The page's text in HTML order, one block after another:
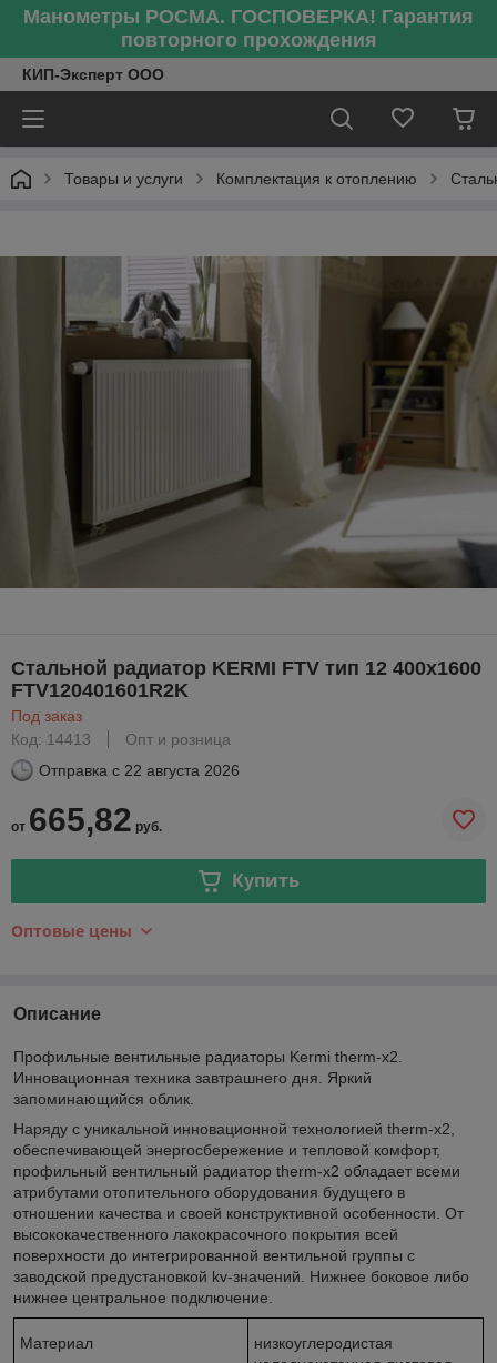
Манометры РОСМА. ГОСПОВЕРКА! Гарантия
повторного прохождения
КИП-Эксперт ООО
Товары и услуги Комплектация к отоплению
Стальной радиатор KERMI FTV тип 12 400х1600
FTV120401601R2K
Под заказ
Код: 14413
Опт и розница
Отправка с 22 августа 2026
от 665,82 руб.
Купить
Оптовые цены
Описание
Профильные вентильные радиаторы Kermi therm-x2.
Инновационная техника завтрашнего дня. Яркий
запоминающийся облик.
Наряду с уникальной инновационной технологией therm-x2,
обеспечивающей энергосбережение и тепловой комфорт,
профильный вентильный радиатор therm-x2 обладает всеми
атрибутами отопительного оборудования будущего в
отношении качества и своей конструктивной особенности. От
высококачественного лакокрасочного покрытия всей
поверхности до интегрированной вентильной группы с
заводской предустановкой kv-значений. Нижнее боковое либо
нижнее центральное подключение.
Материал
низкоуглеродистая